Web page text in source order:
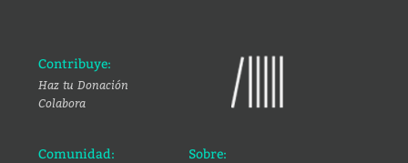
Contribuye:
Haz tu Donación
Colabora
Comunidad: Sobre: